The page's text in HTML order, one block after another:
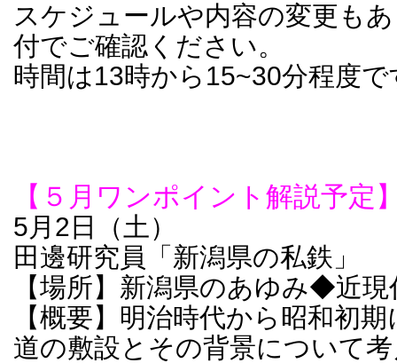
スケジュールや内容の変更も
付でご確認ください。
時間は13時から15~30分程度で
【５月ワンポイント解説予定
5月2日（土）
田邊研究員「新潟県の私鉄」
【場所】新潟県のあゆみ◆近
【概要】明治時代から昭和初
道の敷設とその背景について